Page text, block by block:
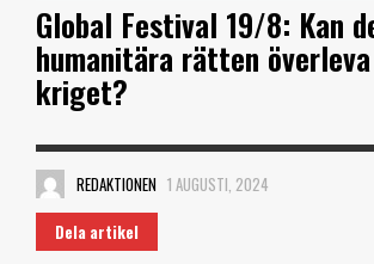
Global Festival 19/8: Kan
humanitära rätten överleva
kriget?
REDAKTIONEN 1 AUGUSTI, 2024
Dela artikel